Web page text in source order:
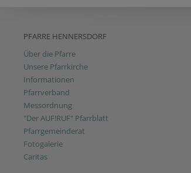
PFARRE HENNERSDORF
Über die Pfarre
Unsere Pfarrkirche
Informationen
Pfarrverband
Messordnung
"Der AUF!RUF" Pfarrblatt
Pfarrgemeinderat
Fotogalerie
Caritas